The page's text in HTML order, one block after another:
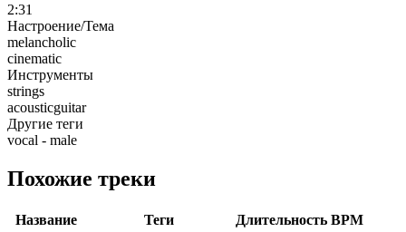
2:31
Настроение/Тема
melancholic
cinematic
Инструменты
strings
acousticguitar
Другие теги
vocal - male
Похожие треки
Название Теги Длительность BPM